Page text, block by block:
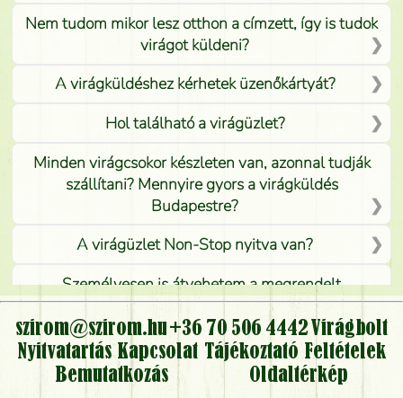
Nem tudom mikor lesz otthon a címzett, így is tudok
virágot küldeni?
A virágküldéshez kérhetek üzenőkártyát?
Hol található a virágüzlet?
Minden virágcsokor készleten van, azonnal tudják
szállítani? Mennyire gyors a virágküldés
Budapestre?
A virágüzlet Non-Stop nyitva van?
Személyesen is átvehetem a megrendelt
virágcsokrot, vagy csak virágküldéssel, kiszállítással
kérhető?
Vidékre is lehet rendelni?
szirom@szirom.hu +36 70 506 4442Virágbolt
Nyitvatartás Kapcsolat Tájékoztató Feltételek
Bemutatkozás
Oldaltérkép